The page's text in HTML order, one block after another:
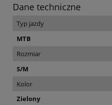
Dane techniczne
Typ jazdy
MTB
Rozmiar
S/M
Kolor
Zielony